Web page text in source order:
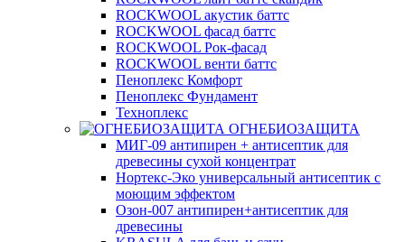
ROCKWOOL акустик баттс
ROCKWOOL фасад баттс
ROCKWOOL Рок-фасад
ROCKWOOL венти баттс
Пеноплекс Комфорт
Пеноплекс Фундамент
Техноплекс
ОГНЕБИОЗАЩИТА
МИГ-09 антипирен + антисептик для
древесины сухой концентрат
Нортекс-Эко универсальный антисептик с
моющим эффектом
Озон-007 антипирен+антисептик для
древесины